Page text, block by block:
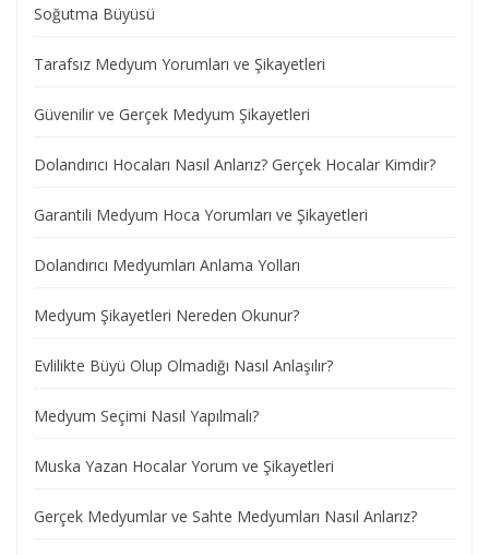
Soğutma Büyüsü
Tarafsız Medyum Yorumları ve Şikayetleri
Güvenilir ve Gerçek Medyum Şikayetleri
Dolandırıcı Hocaları Nasıl Anlarız? Gerçek Hocalar Kimdir?
Garantili Medyum Hoca Yorumları ve Şikayetleri
Dolandırıcı Medyumları Anlama Yolları
Medyum Şikayetleri Nereden Okunur?
Evlilikte Büyü Olup Olmadığı Nasıl Anlaşılır?
Medyum Seçimi Nasıl Yapılmalı?
Muska Yazan Hocalar Yorum ve Şikayetleri
Gerçek Medyumlar ve Sahte Medyumları Nasıl Anlarız?